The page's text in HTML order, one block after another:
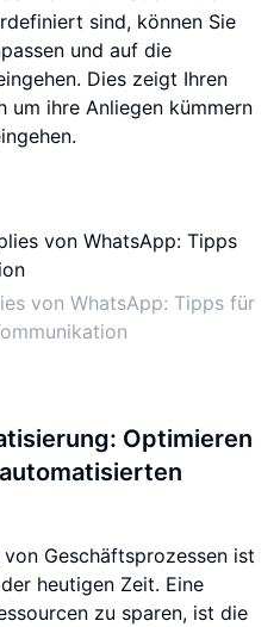
sind, können Sie
und auf die
Dies zeigt Ihren
um ihre Anliegen kümmern
von WhatsApp: Tipps für
Optimieren
Geschäftsprozessen ist
heutigen Zeit. Eine
zu sparen, ist die